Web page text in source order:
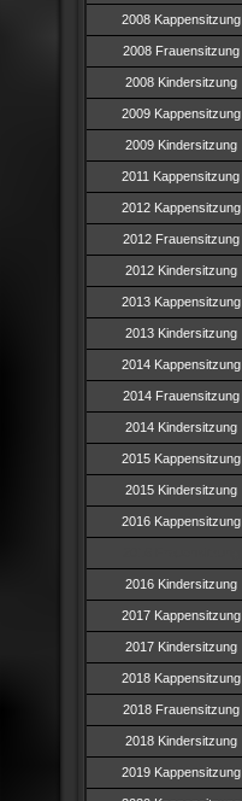
2008 Kappensitzung
2008 Frauensitzung
2008 Kindersitzung
2009 Kappensitzung
2009 Kindersitzung
2011 Kappensitzung
2012 Kappensitzung
2012 Frauensitzung
2012 Kindersitzung
2013 Kappensitzung
2013 Kindersitzung
2014 Kappensitzung
2014 Frauensitzung
2014 Kindersitzung
2015 Kappensitzung
2015 Kindersitzung
2016 Kappensitzung
2016 Kindersitzung
2017 Kappensitzung
2017 Kindersitzung
2018 Kappensitzung
2018 Frauensitzung
2018 Kindersitzung
2019 Kappensitzung